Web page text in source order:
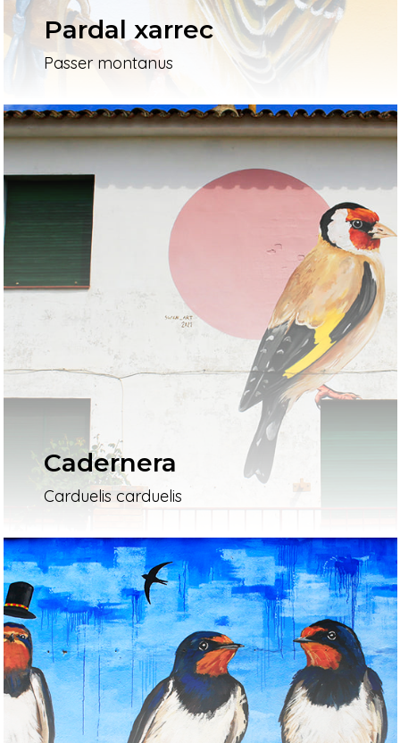
Pardal xarrec
Passer montanus
Cadernera
Carduelis carduelis
Inici
Mapa
Murals
El Projecte